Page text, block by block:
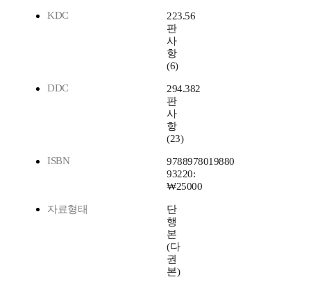
KDC
223.56
판
사
항
(6)
DDC
294.382
판
사
항
(23)
ISBN
9788978019880
93220:
₩25000
자료형태
단
행
본
(다
권
본)